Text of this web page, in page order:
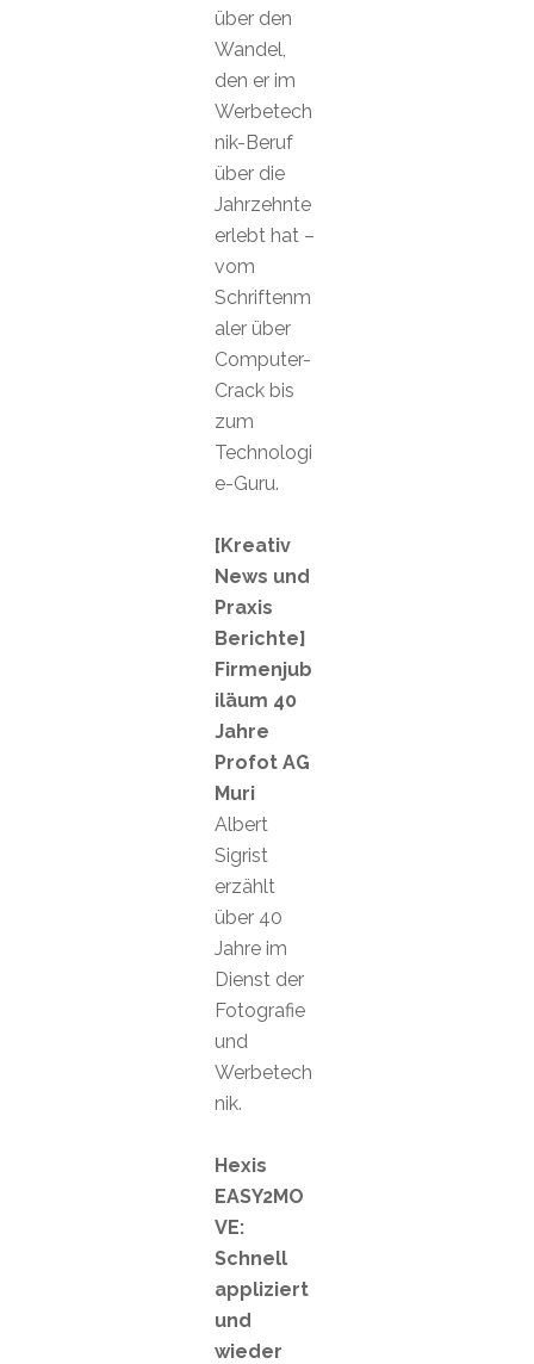
über den
Wandel,
den er im
Werbetech
nik-Beruf
über die
Jahrzehnte
erlebt hat –
vom
Schriftenm
aler über
Computer-
Crack bis
zum
Technologi
e-Guru.
[Kreativ
News und
Praxis
Berichte]
Firmenjub
iläum 40
Jahre
Profot AG
Muri
Albert
Sigrist
erzählt
über 40
Jahre im
Dienst der
Fotografie
und
Werbetech
nik.
Hexis
EASY2MO
VE:
Schnell
appliziert
und
wieder